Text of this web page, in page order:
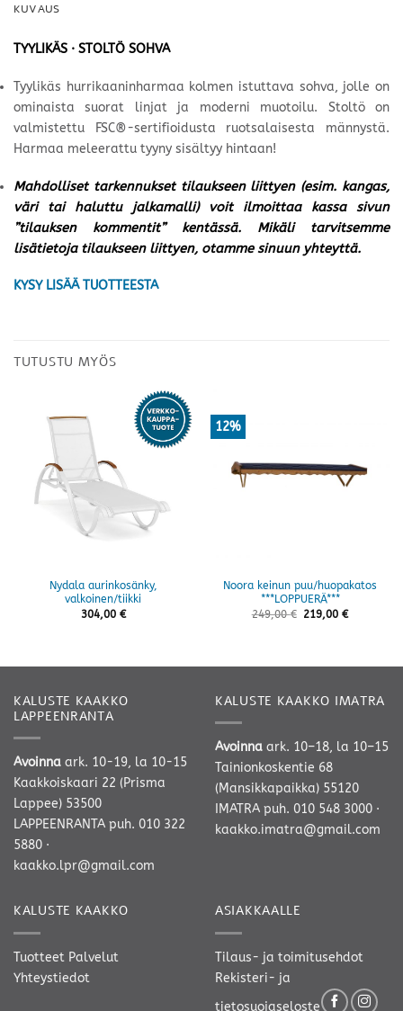
KUVAUS
TYYLIKÄS · STOLTÖ SOHVA
Tyylikäs hurrikaaninharmaa kolmen istuttava sohva, jolle on
ominaista suorat linjat ja moderni muotoilu. Stoltö on
valmistettu FSC®-sertifioidusta ruotsalaisesta männystä.
Harmaa meleerattu tyyny sisältyy hintaan!
Mahdolliset tarkennukset tilaukseen liittyen (esim. kangas,
väri tai haluttu jalkamalli) voit ilmoittaa kassa sivun
”tilauksen kommentit” kentässä. Mikäli tarvitsemme
lisätietoja tilaukseen liittyen, otamme sinuun yhteyttä.
KYSY LISÄÄ TUOTTEESTA
TUTUSTU MYÖS
Nydala aurinkosänky,
valkoinen/tiikki
304,00 €
12%
Noora keinun puu/huopakatos
***LOPPUERÄ***
249,00€ 219,00€
KALUSTE KAAKKO
LAPPEENRANTA
Avoinna ark. 10-19, la 10-15
Kaakkoiskaari 22 (Prisma
Lappee) 53500
LAPPEENRANTA puh. 010 322
5880 ·
kaakko.lpr@gmail.com
KALUSTE KAAKKO IMATRA
Avoinna ark. 10–18, la 10–15
Tainionkoskentie 68
(Mansikkapaikka) 55120
IMATRA puh. 010 548 3000 ·
kaakko.imatra@gmail.com
KALUSTE KAAKKO
Tuotteet Palvelut
Yhteystiedot
ASIAKKAALLE
Tilaus- ja toimitusehdot
Rekisteri- ja
tietosuojaseloste